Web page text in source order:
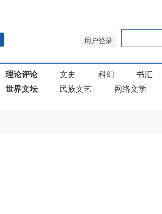
用户登录
理论评论 文史 科幻
书汇
世界文坛
民族文艺 网络文学